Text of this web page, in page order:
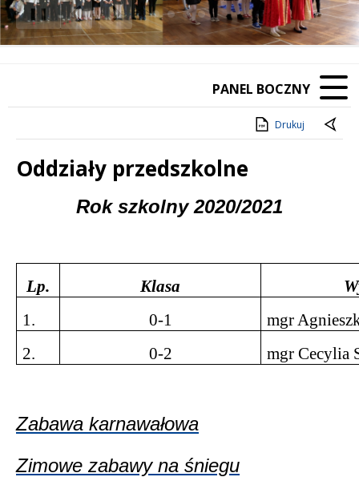
Poprzedni Element
Następny Element
❚❚
PANEL BOCZNY
Drukuj
Oddziały przedszkolne
Rok szkolny 2020/2021
Lp. Klasa
1.
0-1
mgr
2.
0-2 mgr Cecylia
Zabawa karnawałowa
Zimowe zabawy na śniegu